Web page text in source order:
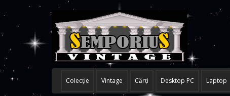
Colecţie Vintage Cărţi Desktop PC Laptop